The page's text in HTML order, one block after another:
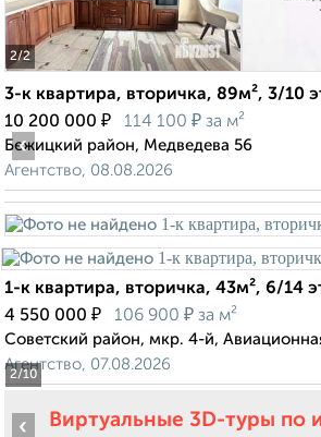
2/2
3-к квартира, вторичка, 89м², 3/10
10 200 000 ₽ 114 100 ₽ за м²
Бежицкий район, Медведева 56
Агентство, 08.08.2026
2/10
‹
1-к квартира, вторичка, 43м², 6/14
4 550 000 ₽ 106 900 ₽ за м²
Советский район, мкр. 4-й,
Агентство, 07.08.2026
Виртуальные 3D-туры по
‹